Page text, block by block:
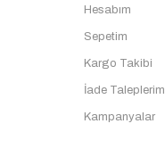
Hesabım
Sepetim
Kargo Takibi
İade Taleplerim
Kampanyalar